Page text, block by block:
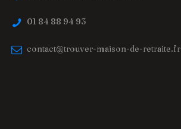
01 84 88 94 93
contact@trouver-maison-de-retraite.fr